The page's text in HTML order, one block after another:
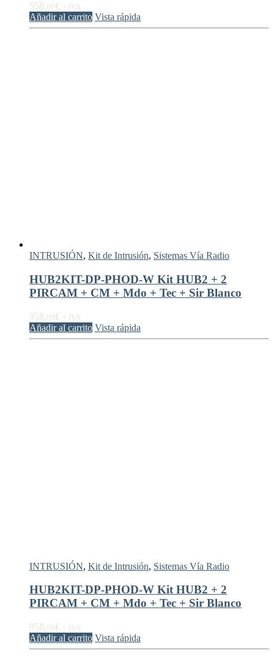
558,00€ + IVA
Añadir al carrito Vista rápida
INTRUSIÓN, Kit de Intrusión, Sistemas Vía Radio
HUB2KIT-DP-PHOD-W Kit HUB2 + 2
PIRCAM + CM + Mdo + Tec + Sir Blanco
958,00€ + IVA
Añadir al carrito Vista rápida
INTRUSIÓN, Kit de Intrusión, Sistemas Vía Radio
HUB2KIT-DP-PHOD-W Kit HUB2 + 2
PIRCAM + CM + Mdo + Tec + Sir Blanco
958,00€ + IVA
Añadir al carrito Vista rápida